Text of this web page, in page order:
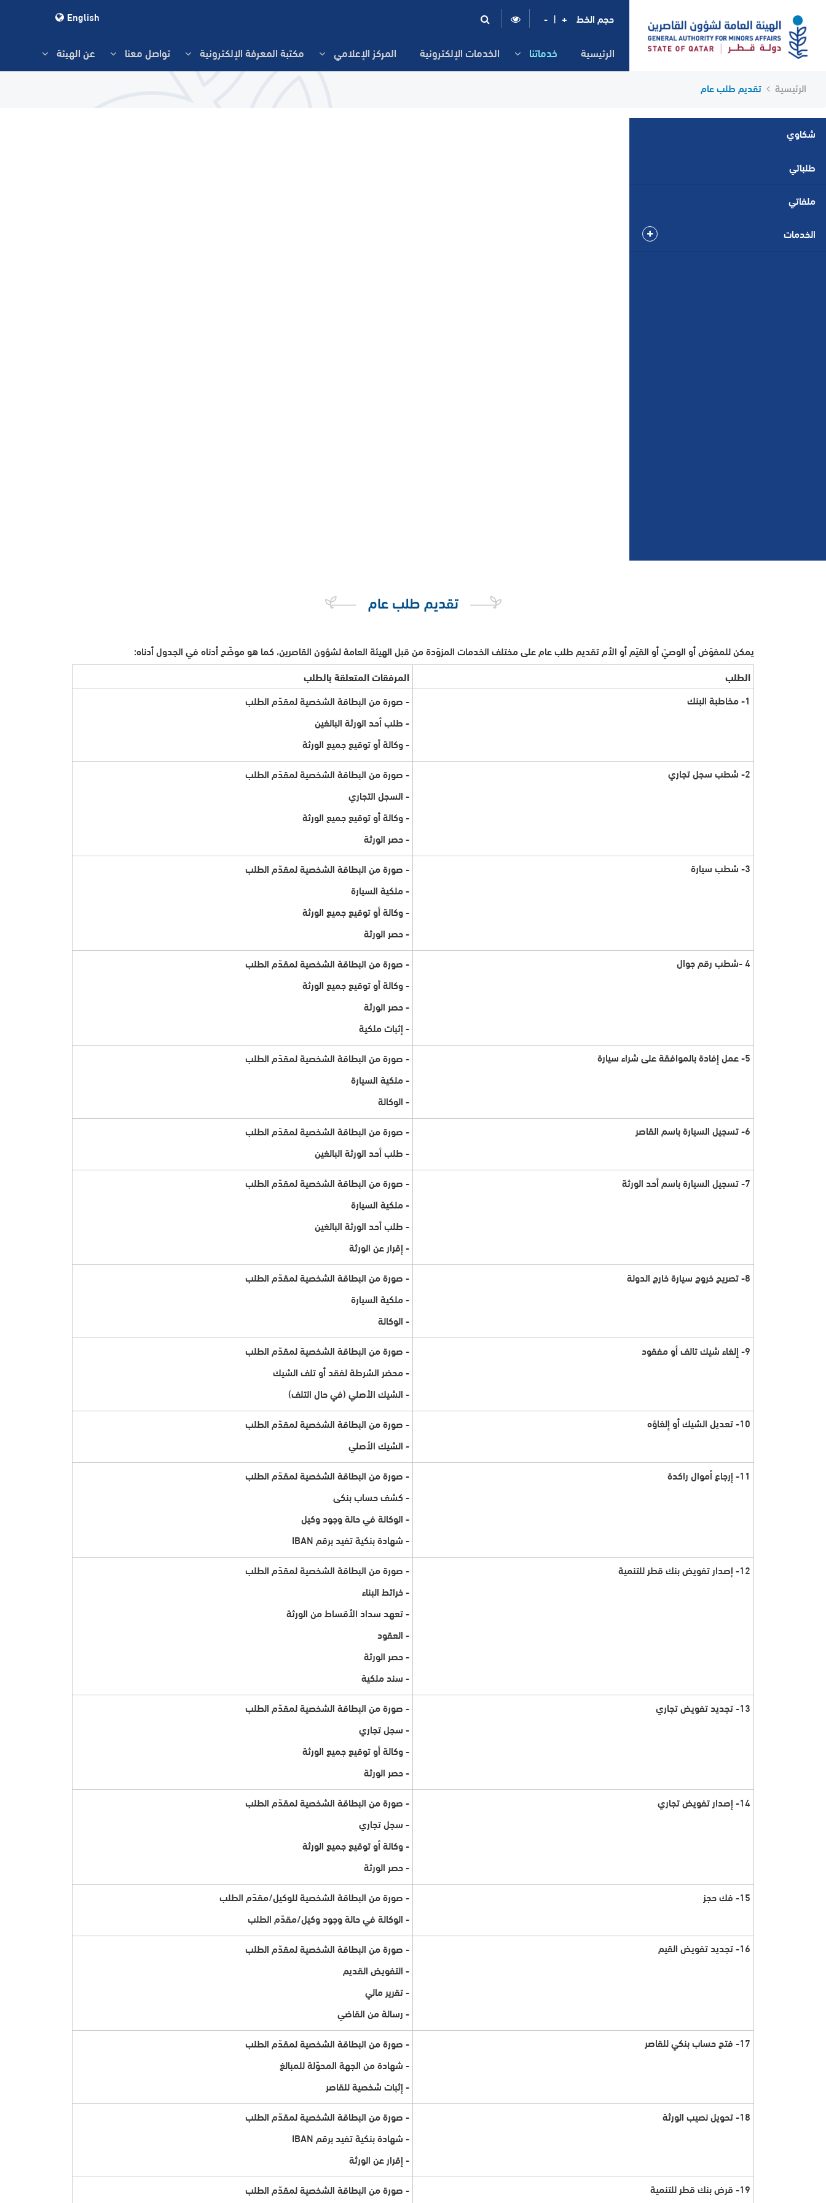
حجم الخط +
|
-
English
الرئيسية خدماتنا الخدمات الإلكترونية المركز الإعلامي مكتبة المعرفة الإلكترونية تواصل معنا عن الهيئة
الرئيسية تقديم طلب عام
شكاوي
طلباتي
ملفاتي
الخدمات
تقديم طلب ​​عام
يمكن للمفوّض أو الوصيّ أو القيّم أو الأم تقديم طلب عام على مختلف الخدمات المزوّدة من قبل الهيئة العامة لشؤون القاصرين، كما هو موضّح أدناه في الجدول أدناه:
الطلب
المرفقات المتعلقة بالطلب
1- مخاطبة البنك
- صورة من البطاقة الشخصية لمقدّم الطلب
- طلب أحد الورثة البالغين
- وكالة أو توقيع جميع الورثة
2- شطب سجل تجاري
- صورة من البطاقة الشخصية لمقدّم الطلب
- السجل التجاري
- وكالة أو توقيع جميع الورثة
- حصر الورثة
3- شطب سيارة
- صورة من البطاقة الشخصية لمقدّم الطلب
- ملكية السيارة
- وكالة أو توقيع جميع الورثة
- حصر الورثة
4 -شطب رقم جوال
- صورة من البطاقة الشخصية لمقدّم الطلب
- وكالة أو توقيع جميع الورثة
- حصر الورثة
- إثبات ملكية
5- عمل إفادة بالموافقة على شراء سيارة
- صورة من البطاقة الشخصية لمقدّم الطلب
- ملكية السيارة
- الوكالة
6- تسجيل السيارة باسم القاصر
- صورة من البطاقة الشخصية لمقدّم الطلب
- طلب أحد الورثة البالغين
7- تسجيل السيارة باسم أحد الورثة
- صورة من البطاقة الشخصية لمقدّم الطلب
- ملكية السيارة
- طلب أحد الورثة البالغين
- إقرار عن الورثة
8- تصريح خروج سيارة خارج الدولة
- صورة من البطاقة الشخصية لمقدّم الطلب
- ملكية السيارة
- الوكالة
9- إلغاء شيك تالف أو مفقود
- صورة من البطاقة الشخصية لمقدّم الطلب
- محضر الشرطة لفقد أو تلف الشيك
- الشيك الأصلي (في حال التلف)
10- تعديل الشيك أو إلغاؤه
- صورة من البطاقة الشخصية لمقدّم الطلب
- الشيك الأصلي
11- إرجاع أموال راكدة
- صورة من البطاقة الشخصية لمقدّم الطلب
- كشف حساب بنكى
- الوكالة في حالة وجود وكيل
- شهادة بنكية تفيد برقم IBAN
12- إصدار تفويض بنك قطر للتنمية
- صورة من البطاقة الشخصية لمقدّم الطلب
- خرائط البناء
- تعهد سداد الأقساط من الورثة
- العقود
- حصر الورثة
- سند ملكية
13- تجديد تفويض تجاري
- صورة من البطاقة الشخصية لمقدّم الطلب
- سجل تجاري
- وكالة أو توقيع جميع الورثة
- حصر الورثة
14- إصدار تفويض تجاري
- صورة من البطاقة الشخصية لمقدّم الطلب
- سجل تجاري
- وكالة أو توقيع جميع الورثة
- حصر الورثة
15- فك حجز
- صورة من البطاقة الشخصية للوكيل/مقدّم الطلب
- الوكالة في حالة وجود وكيل/مقدّم الطلب
16- تجديد تفويض القيم
- صورة من البطاقة الشخصية لمقدّم الطلب
- التفويض القديم
- تقرير مالي
- رسالة من القاضي
17- فتح حساب بنكي للقاصر
- صورة من البطاقة الشخصية لمقدّم الطلب
- شهادة من الجهة المحوّلة للمبالغ
- إثبات شخصية للقاصر
18- تحويل نصيب الورثة
- صورة من البطاقة الشخصية لمقدّم الطلب
- شهادة بنكية تفيد برقم IBAN
- إقرار عن الورثة
19- قرض بنك قطر للتنمية - صورة من البطاقة الشخصية لمقدّم الطلب